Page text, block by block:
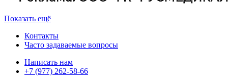
Показать ещё
Контакты
Часто задаваемые вопросы
Написать нам
+7 (977) 262-58-66